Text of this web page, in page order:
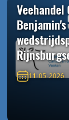
11-05-2026